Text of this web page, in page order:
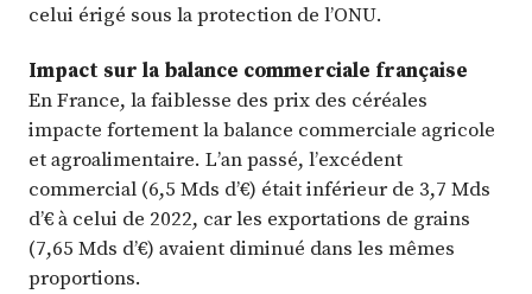
celui érigé sous la protection de l’ONU.
Impact sur la balance commerciale française
En France, la faiblesse des prix des céréales
impacte fortement la balance commerciale agricole
et agroalimentaire. L’an passé, l’excédent
commercial (6,5 Mds d’€) était inférieur de 3,7 Mds
d’€ à celui de 2022, car les exportations de grains
(7,65 Mds d’€) avaient diminué dans les mêmes
proportions.